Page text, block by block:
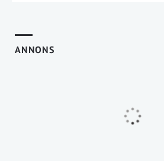
ANNONS